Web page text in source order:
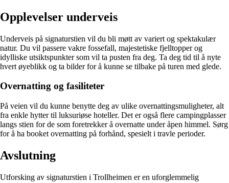
Opplevelser underveis
Underveis på signaturstien vil du bli møtt av variert og spektakulær
natur. Du vil passere vakre fossefall, majestetiske fjelltopper og
idylliske utsiktspunkter som vil ta pusten fra deg. Ta deg tid til å nyte
hvert øyeblikk og ta bilder for å kunne se tilbake på turen med glede.
Overnatting og fasiliteter
På veien vil du kunne benytte deg av ulike overnattingsmuligheter, alt
fra enkle hytter til luksuriøse hoteller. Det er også flere campingplasser
langs stien for de som foretrekker å overnatte under åpen himmel. Sørg
for å ha booket overnatting på forhånd, spesielt i travle perioder.
Avslutning
Utforsking av signaturstien i Trollheimen er en uforglemmelig